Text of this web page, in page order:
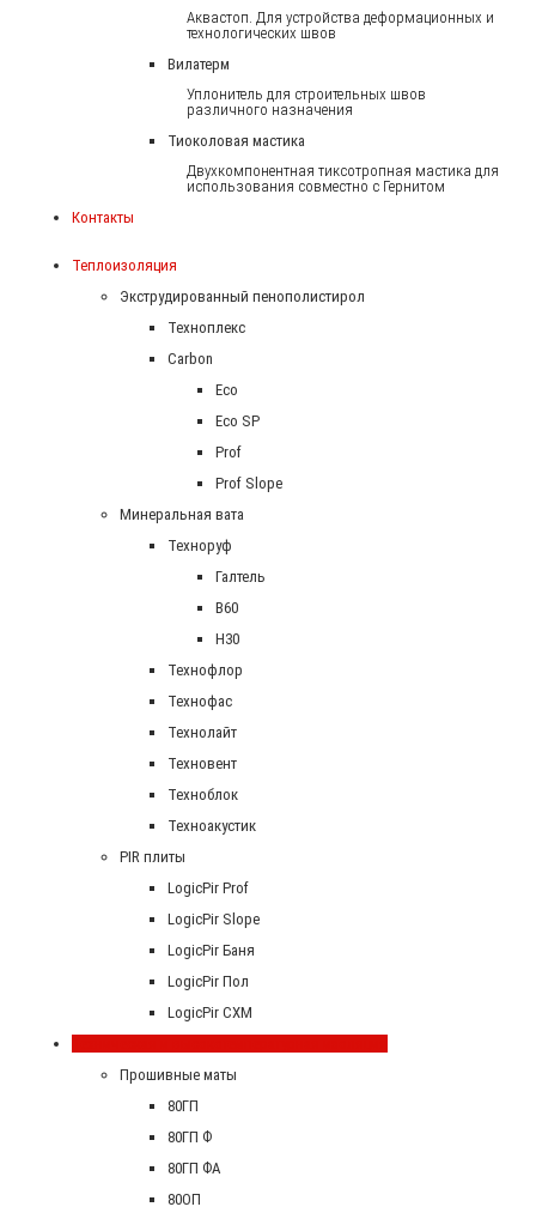
Аквастоп. Для устройства деформационных и
технологических швов
Вилатерм
Уплонитель для строительных швов
различного назначения
Тиоколовая мастика
Двухкомпонентная тиксотропная мастика для
использования совместно с Гернитом
Контакты
Теплоизоляция
Экструдированный пенополистирол
Техноплекс
Carbon
Eco
Eco SP
Prof
Prof Slope
Минеральная вата
Техноруф
Галтель
В60
Н30
Технофлор
Технофас
Технолайт
Техновент
Техноблок
Техноакустик
PIR плиты
LogicPir Prof
LogicPir Slope
LogicPir Баня
LogicPir Пол
LogicPir СХМ
Прошивные маты
80ГП
80ГП Ф
80ГП ФА
80ОП